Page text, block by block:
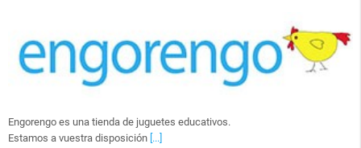
Engorengo es una tienda de juguetes educativos.
Estamos a vuestra disposición [...]